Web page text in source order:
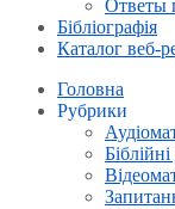
Ответы
Бібліографія
Каталог веб-
Головна
Рубрики